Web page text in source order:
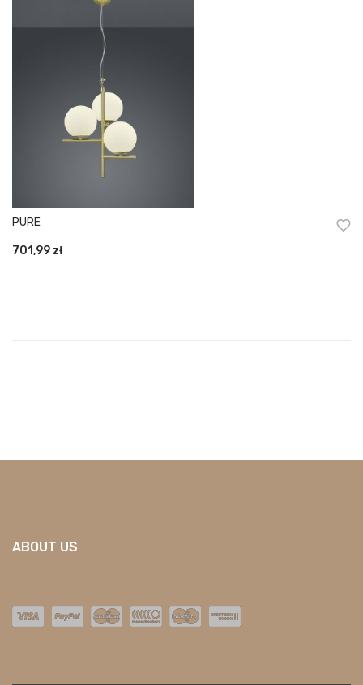
PURE
701,99 zł
ABOUT US